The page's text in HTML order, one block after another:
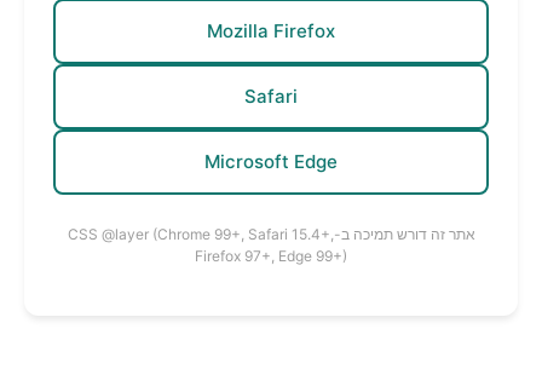
Mozilla Firefox
Safari
Microsoft Edge
אתר זה דורש תמיכה ב-CSS @layer (Chrome 99+, Safari 15.4+,
Firefox 97+, Edge 99+)